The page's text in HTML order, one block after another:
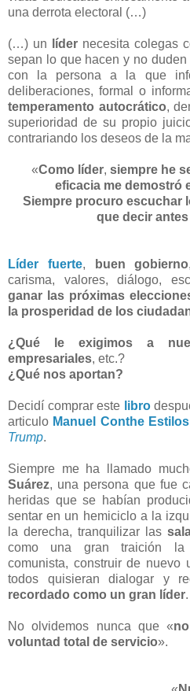
una derrota electoral (…)
(…) un líder necesita colegas
sepan lo que hacen y no
con la persona a la que
deliberaciones, formal o
temperamento autocrático,
superioridad de su propio
contrariando los deseos de la
«Como líder, siempre he
eficacia me demostró
Siempre procuro escuchar
que decir
Líder fuerte, buen gobierno
carisma, valores, diálogo,
ganar las próximas
la prosperidad de los
¿Qué le exigimos a
empresariales, etc.?
¿Qué nos aportan?
Decidí comprar este libro
articulo Manuel Conthe
Trump.
Siempre me ha llamado
Suárez, una persona que fue
heridas que se habían
sentar en un hemiciclo a la
la derecha, tranquilizar las
como una gran traición la
comunista, construir de nuevo
todos quisieran dialogar y
recordado como un gran líder.
No olvidemos nunca que «
voluntad total de servicio».